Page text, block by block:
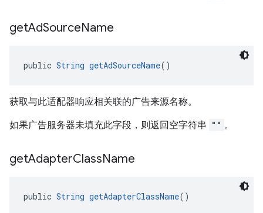
getAdSourceName
public String getAdSourceName()
获取与此适配器响应相关联的广告来源名称。
如果广告服务器未填充此字段，则返回空字符串 "" 。
getAdapterClassName
public String getAdapterClassName()